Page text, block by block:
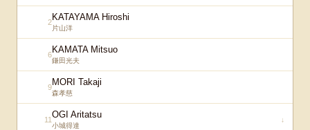
2KATAYAMA Hiroshi
片山洋
6KAMATA Mitsuo
鎌田光夫
9MORI Takaji
森孝慈
11OGI Aritatsu
小城得達
↓